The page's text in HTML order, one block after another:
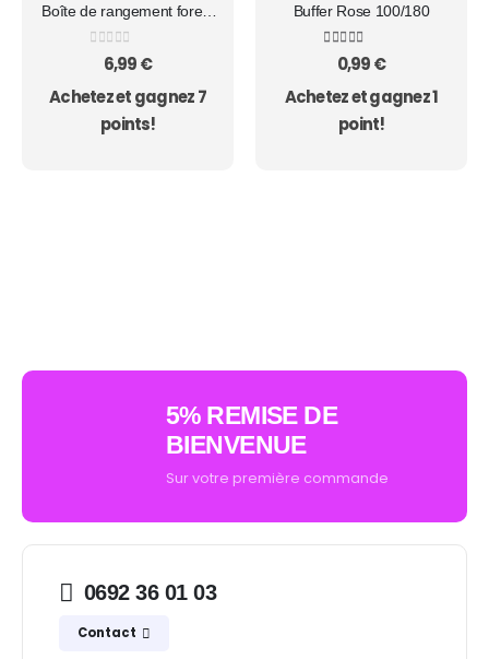
Boîte de rangement forets
à ongles
sur 5
6,99€
Achetez et gagnez 7
points!
Buffer Rose 100/180
5.00 sur 5
0,99€
Achetez et gagnez 1
point!
5% REMISE DE
BIENVENUE
Sur votre première commande
0692 36 01 03
Contact